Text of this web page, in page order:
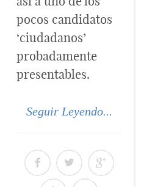
pocos candidatos
‘ciudadanos’
probadamente
presentables.
Seguir Leyendo...